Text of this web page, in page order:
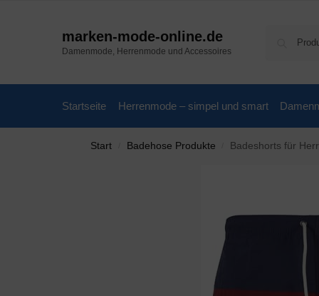
marken-mode-online.de
Damenmode, Herrenmode und Accessoires
Startseite Herrenmode – simpel und smart
Start Badehose Produkte Badeshorts für